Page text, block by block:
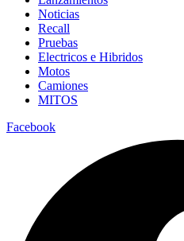
Noticias
Recall
Pruebas
Electricos e Hibridos
Motos
Camiones
MITOS
Facebook